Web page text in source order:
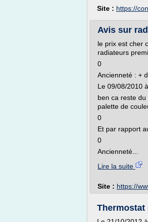
Site : https://
Avis sur
le prix est cher
radiateurs
0
Ancienneté : +
Le 09/08/2010
ben ca reste
palette de
0
Et par rapport
0
Ancienneté...
Lire la suite
Site : https://
Thermostat